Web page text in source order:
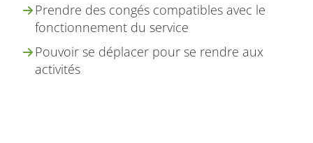
Prendre des congés compatibles avec le
fonctionnement du service
Pouvoir se déplacer pour se rendre aux
activités